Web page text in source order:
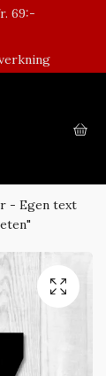
69:-
- Egen text